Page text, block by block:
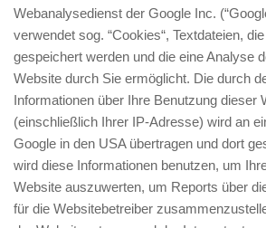
Webanalysedienst der Google Inc.
verwendet sog. “Cookies“, Textdateien,
gespeichert werden und die eine Analyse
Website durch Sie ermöglicht. Die durch
Informationen über Ihre Benutzung dieser
(einschließlich Ihrer IP-Adresse) wird an
Google in den USA übertragen und dort
wird diese Informationen benutzen, um
Website auszuwerten, um Reports über
für die Websitebetreiber